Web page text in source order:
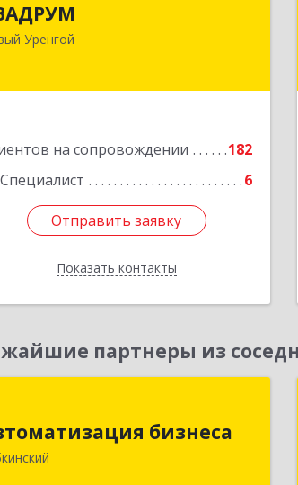
Уренгой
на сопровождении
182
6
Отправить заявку
Показать контакты
629309, Ямало-Ненецкий АО, Новый
г, Северное Кольцо ул, дом
Отправить заявку
Назад
партнеры из
бизнеса
629830, Ямало-Ненецкий АО,